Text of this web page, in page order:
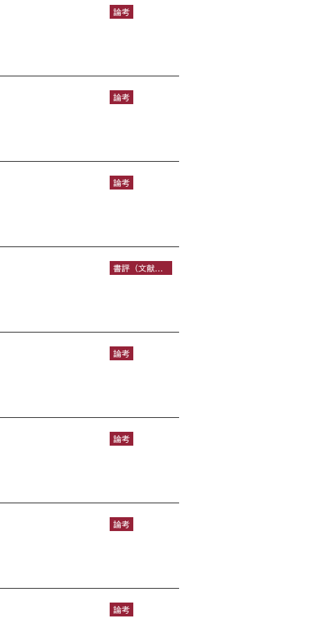
論考
論考
論考
論考
論考
論考
論考